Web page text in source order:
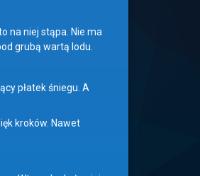
na niej stąpa. Nie ma
grubą wartą lodu.
płatek śniegu. A
kroków. Nawet